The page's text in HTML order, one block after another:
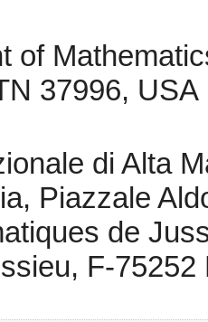
of
37996, USA
di Alta
Piazzale
de
F-75252